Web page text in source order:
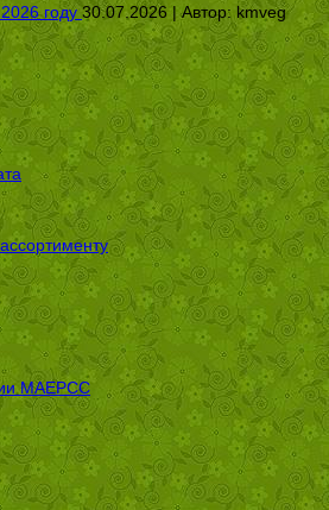
году 30.07.2026 | Автор: kmveg
МАЕРСС